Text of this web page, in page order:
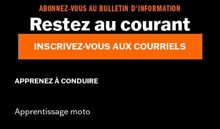
d.com/warrantypour obtenir tous les détails
NOTES:Le retrait et l'installation de caches moteur peuvent
nécessiter l'achat de nouveaux joints. Rendez-vous chez
votre concessionnaire pour plus d'informations.
ABONNEZ-VOUS AU BULLETIN D'INFORMATION
Restez au courant
INSCRIVEZ-VOUS AUX COURRIELS
APPRENEZ À CONDUIRE
Apprentissage moto